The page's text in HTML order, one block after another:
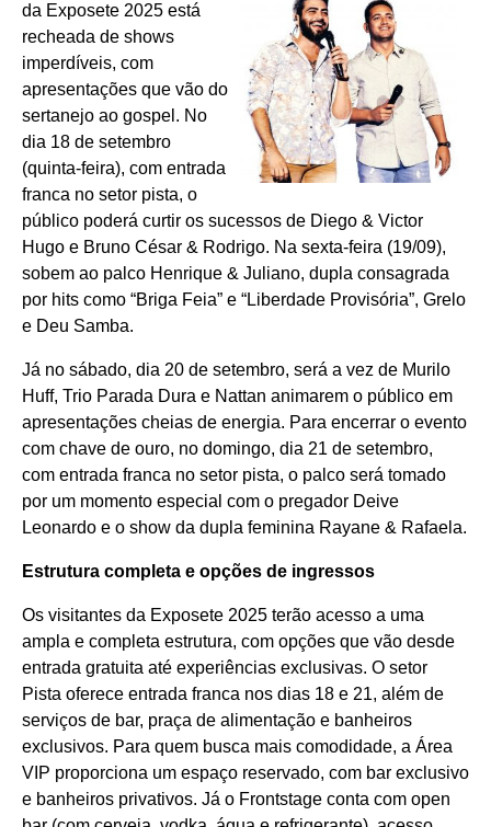
da Exposete 2025 está
recheada de shows
imperdíveis, com
apresentações que vão do
sertanejo ao gospel. No
dia 18 de setembro
(quinta-feira), com entrada
franca no setor pista, o
público poderá curtir os sucessos de Diego & Victor
Hugo e Bruno César & Rodrigo. Na sexta-feira (19/09),
sobem ao palco Henrique & Juliano, dupla consagrada
por hits como “Briga Feia” e “Liberdade Provisória”, Grelo
e Deu Samba.
Já no sábado, dia 20 de setembro, será a vez de Murilo
Huff, Trio Parada Dura e Nattan animarem o público em
apresentações cheias de energia. Para encerrar o evento
com chave de ouro, no domingo, dia 21 de setembro,
com entrada franca no setor pista, o palco será tomado
por um momento especial com o pregador Deive
Leonardo e o show da dupla feminina Rayane & Rafaela.
Estrutura completa e opções de ingressos
Os visitantes da Exposete 2025 terão acesso a uma
ampla e completa estrutura, com opções que vão desde
entrada gratuita até experiências exclusivas. O setor
Pista oferece entrada franca nos dias 18 e 21, além de
serviços de bar, praça de alimentação e banheiros
exclusivos. Para quem busca mais comodidade, a Área
VIP proporciona um espaço reservado, com bar exclusivo
e banheiros privativos. Já o Frontstage conta com open